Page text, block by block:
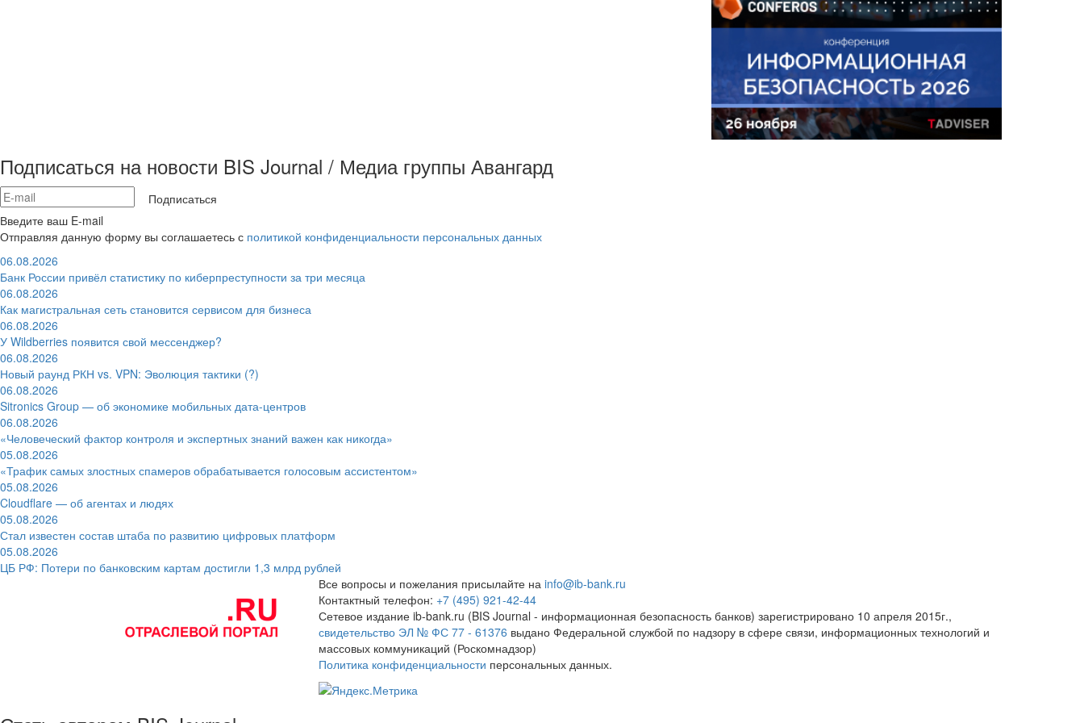
Подписаться на новости BIS Journal / Медиа группы Авангард
Подписаться
Введите ваш E-mail
Отправляя данную форму вы соглашаетесь с политикой конфиденциальности персональных данных
06.08.2026
Банк России привёл статистику по киберпреступности за три месяца
06.08.2026
Как магистральная сеть становится сервисом для бизнеса
06.08.2026
У Wildberries появится свой мессенджер?
06.08.2026
Новый раунд РКН vs. VPN: Эволюция тактики (?)
06.08.2026
Sitronics Group — об экономике мобильных дата-центров
06.08.2026
«Человеческий фактор контроля и экспертных знаний важен как никогда»
05.08.2026
«Трафик самых злостных спамеров обрабатывается голосовым ассистентом»
05.08.2026
Cloudflare — об агентах и людях
05.08.2026
Стал известен состав штаба по развитию цифровых платформ
05.08.2026
ЦБ РФ: Потери по банковским картам достигли 1,3 млрд рублей
Все вопросы и пожелания присылайте на info@ib-bank.ru
Контактный телефон: +7 (495) 921-42-44
Сетевое издание ib-bank.ru (BIS Journal - информационная безопасность банков) зарегистрировано 10 апреля 2015г.,
свидетельство ЭЛ № ФС 77 - 61376 выдано Федеральной службой по надзору в сфере связи, информационных технологий и
массовых коммуникаций (Роскомнадзор)
Политика конфиденциальности персональных данных.